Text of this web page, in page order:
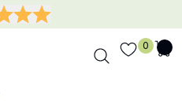
0